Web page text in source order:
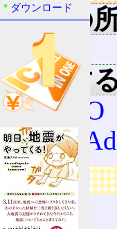
用語の
CA
関連す
MIMO
LTE-
広告
ダウンロード